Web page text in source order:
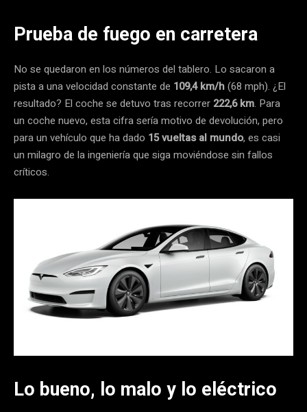
Prueba de fuego en carretera
No se quedaron en los números del tablero. Lo sacaron a
pista a una velocidad constante de 109,4 km/h(68 mph). ¿El
resultado? El coche se detuvo tras recorrer 222,6 km. Para
un coche nuevo, esta cifra sería motivo de devolución, pero
para un vehículo que ha dado 15 vueltas al mundo, es casi
un milagro de la ingeniería que siga moviéndose sin fallos
críticos.
Lo bueno, lo malo y lo eléctrico